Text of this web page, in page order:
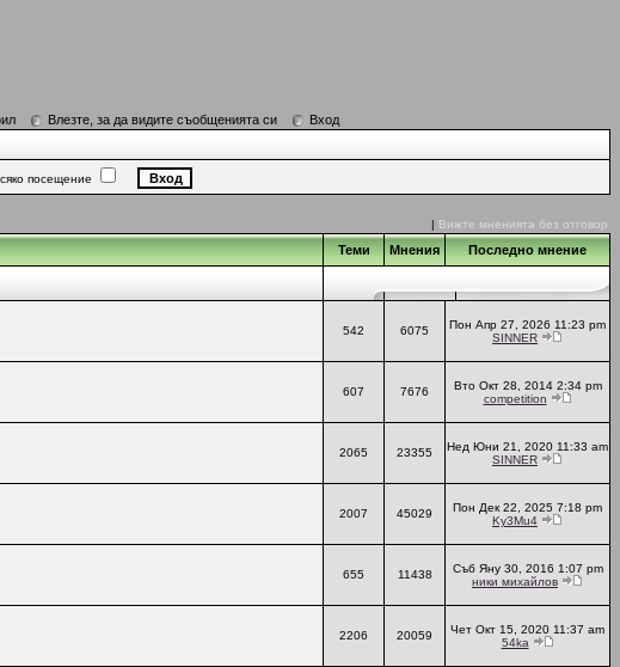
Влезте, за да видите съобщенията си Вход
посещение
| Вижте мненията без отговор
Теми Мнения Последно мнение
542 6075
Пон Апр 27, 2026 11:23 pm
SINNER
607 7676
Вто Окт 28, 2014 2:34 pm
competition
2065 23355
Нед Юни 21, 2020 11:33 am
SINNER
2007 45029
Пон Дек 22, 2025 7:18 pm
Ky3Mu4
655 11438
Съб Яну 30, 2016 1:07 pm
ники михайлов
2206 20059
Чет Окт 15, 2020 11:37 am
54ka